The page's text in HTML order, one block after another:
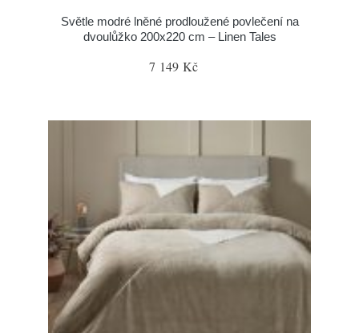
Světle modré lněné prodloužené povlečení na
dvoulůžko 200x220 cm – Linen Tales
7 149 Kč